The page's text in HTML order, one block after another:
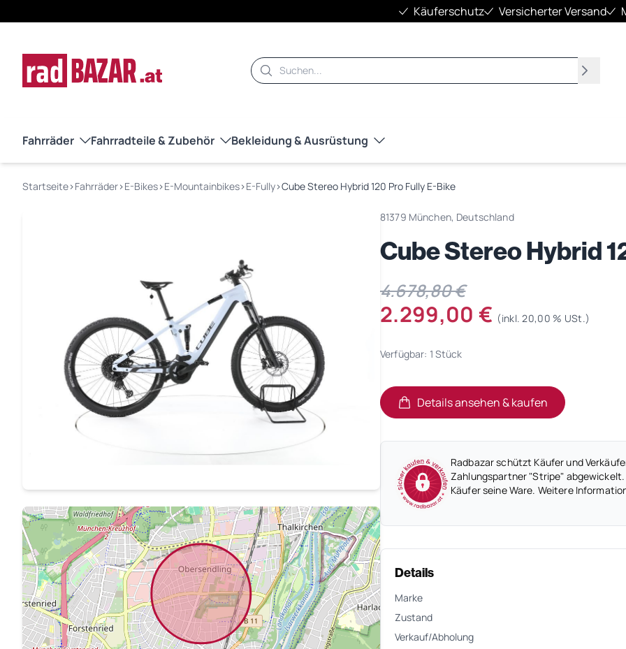
Käuferschutz Versicherter Versand
Suche
Suchen
Fahrräder Fahrradteile & Zubehör Bekleidung & Ausrüstung
Startseite›Fahrräder›E-Bikes›E-Mountainbikes›E-Fully›Cube Stereo Hybrid 120 Pro Fully E-Bike
81379 München, Deutschland
Cube Stereo Hybrid
4.678,80 €
2.299,00 € (inkl. 20,00 % USt.)
Verfügbar: 1 Stück
Details ansehen & kaufen
(öffnet in neuem Tab)
(öffnet in neuem Tab)
Radbazar schützt Käufer und
Zahlungspartner "Stripe"
Käufer seine Ware. Weitere
Details
Marke
Zustand
Verkauf/Abholung